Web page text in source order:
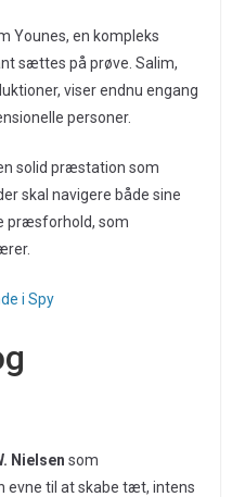
Younes, en kompleks
sættes på prøve. Salim,
viser endnu engang
personer.
solid præstation som
skal navigere både sine
præsforhold, som
i Spy
Nielsen som
evne til at skabe tæt, intens